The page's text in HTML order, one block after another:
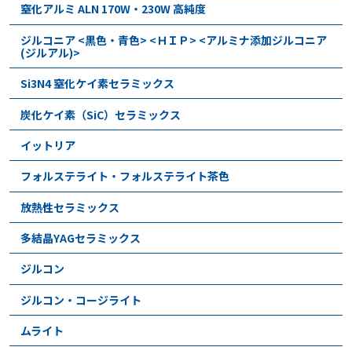
窒化アルミ ALN 170W・230W 高純度
ジルコニア <黒色・青色> <ＨＩＰ> <アルミナ添加ジルコニア
(ジルアル)>
Si3N4 窒化ケイ素セラミックス
炭化ケイ素（SiC）セラミックス
イットリア
フォルステライト・フォルステライト茶色
放熱性セラミックス
多結晶YAGセラミックス
ジルコン
ジルコン・コージライト
ムライト